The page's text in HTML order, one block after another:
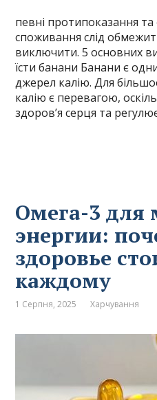
певні протипоказання та
споживання слід
виключити. 5 основних
їсти банани Банани є
джерел калію. Для
калію є перевагою,
здоров’я серця та
Омега-3 для
энергии:
здоровье
каждому
1 Серпня, 2025 Харчування